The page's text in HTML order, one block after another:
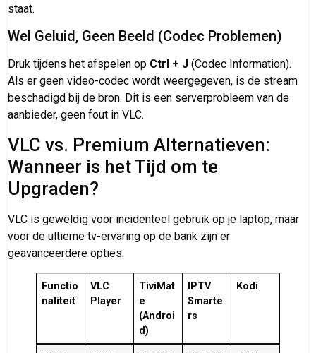
staat.
Wel Geluid, Geen Beeld (Codec Problemen)
Druk tijdens het afspelen op Ctrl + J (Codec Information).
Als er geen video-codec wordt weergegeven, is de stream
beschadigd bij de bron. Dit is een serverprobleem van de
aanbieder, geen fout in VLC.
VLC vs. Premium Alternatieven:
Wanneer is het Tijd om te
Upgraden?
VLC is geweldig voor incidenteel gebruik op je laptop, maar
voor de ultieme tv-ervaring op de bank zijn er
geavanceerdere opties.
Functio
naliteit
VLC
Player
TiviMat
e
(Androi
d)
IPTV
Smarte
rs
Kodi